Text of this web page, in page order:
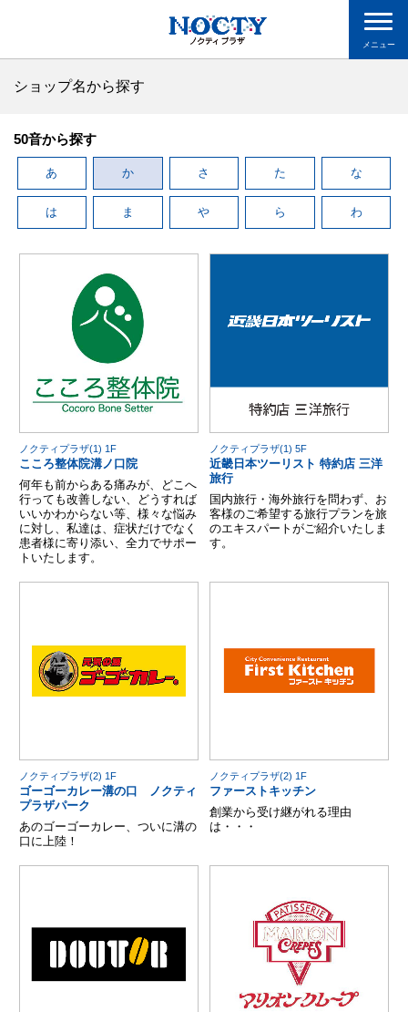
メニュー
ショップ名から探す
50音から探す
あ か さ た な
は ま や ら わ
ノクティプラザ(1) 1F
こころ整体院溝ノ口院
何年も前からある痛みが、どこへ
行っても改善しない、どうすれば
いいかわからない等、様々な悩み
に対し、私達は、症状だけでなく
患者様に寄り添い、全力でサポー
トいたします。
ノクティプラザ(1) 5F
近畿日本ツーリスト 特約店 三洋
旅行
国内旅行・海外旅行を問わず、お
客様のご希望する旅行プランを旅
のエキスパートがご紹介いたしま
す。
ノクティプラザ(2) 1F
ゴーゴーカレー溝の口 ノクティ
プラザパーク
あのゴーゴーカレー、ついに溝の
口に上陸！
ノクティプラザ(2) 1F
ファーストキッチン
創業から受け継がれる理由
は・・・